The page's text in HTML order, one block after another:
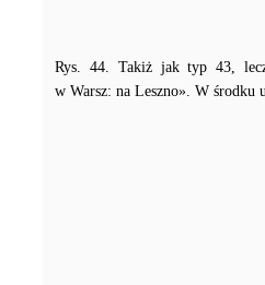
Rys. 44. Takiż jak typ 43,
w Warsz: na Leszno». W środku